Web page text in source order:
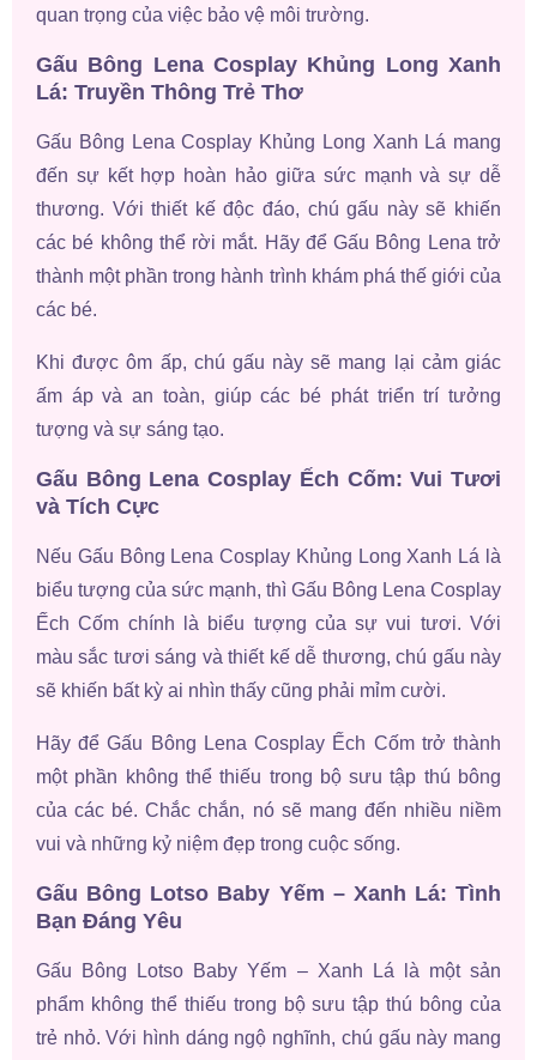
quan trọng của việc bảo vệ môi trường.
Gấu Bông Lena Cosplay Khủng Long Xanh
Lá: Truyền Thông Trẻ Thơ
Gấu Bông Lena Cosplay Khủng Long Xanh Lá mang
đến sự kết hợp hoàn hảo giữa sức mạnh và sự dễ
thương. Với thiết kế độc đáo, chú gấu này sẽ khiến
các bé không thể rời mắt. Hãy để Gấu Bông Lena trở
thành một phần trong hành trình khám phá thế giới của
các bé.
Khi được ôm ấp, chú gấu này sẽ mang lại cảm giác
ấm áp và an toàn, giúp các bé phát triển trí tưởng
tượng và sự sáng tạo.
Gấu Bông Lena Cosplay Ếch Cốm: Vui Tươi
và Tích Cực
Nếu Gấu Bông Lena Cosplay Khủng Long Xanh Lá là
biểu tượng của sức mạnh, thì Gấu Bông Lena Cosplay
Ếch Cốm chính là biểu tượng của sự vui tươi. Với
màu sắc tươi sáng và thiết kế dễ thương, chú gấu này
sẽ khiến bất kỳ ai nhìn thấy cũng phải mỉm cười.
Hãy để Gấu Bông Lena Cosplay Ếch Cốm trở thành
một phần không thể thiếu trong bộ sưu tập thú bông
của các bé. Chắc chắn, nó sẽ mang đến nhiều niềm
vui và những kỷ niệm đẹp trong cuộc sống.
Gấu Bông Lotso Baby Yếm – Xanh Lá: Tình
Bạn Đáng Yêu
Gấu Bông Lotso Baby Yếm – Xanh Lá là một sản
phẩm không thể thiếu trong bộ sưu tập thú bông của
trẻ nhỏ. Với hình dáng ngộ nghĩnh, chú gấu này mang